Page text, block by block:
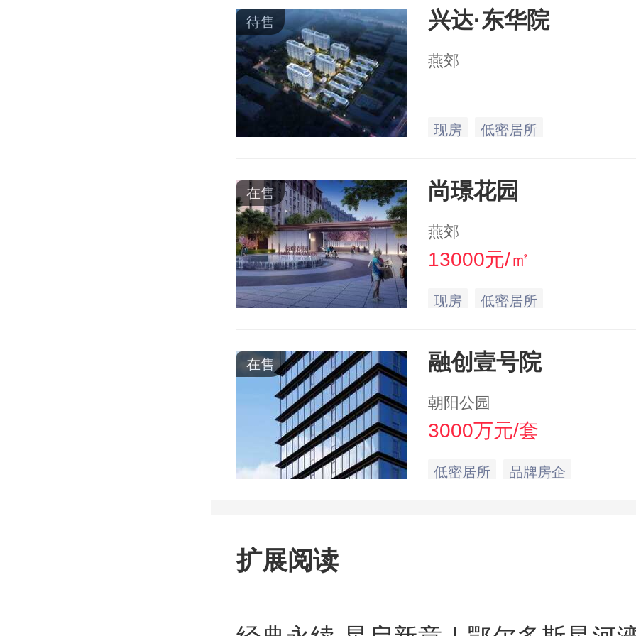
待售 兴达·东华院
燕郊
现房 低密居所
在售 尚璟花园
燕郊
13000元/㎡
现房 低密居所
在售 融创壹号院
朝阳公园
3000万元/套
低密居所 品牌房企
扩展阅读